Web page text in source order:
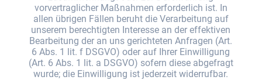
vorvertraglicher Maßnahmen erforderlich ist. In
allen übrigen Fällen beruht die Verarbeitung auf
unserem berechtigten Interesse an der effektiven
Bearbeitung der an uns gerichteten Anfragen (Art.
6 Abs. 1 lit. f DSGVO) oder auf Ihrer Einwilligung
(Art. 6 Abs. 1 lit. a DSGVO) sofern diese abgefragt
wurde; die Einwilligung ist jederzeit widerrufbar.